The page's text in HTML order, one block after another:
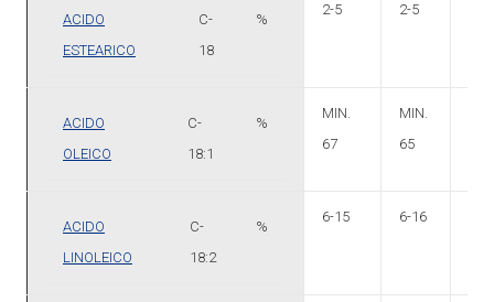
ACIDO
ESTEARICO
C-
18
%
2-5 2-5
ACIDO
OLEICO
C-
18:1
%
MIN.
67
MIN.
65
ACIDO
LINOLEICO
C-
18:2
%
6-15 6-16